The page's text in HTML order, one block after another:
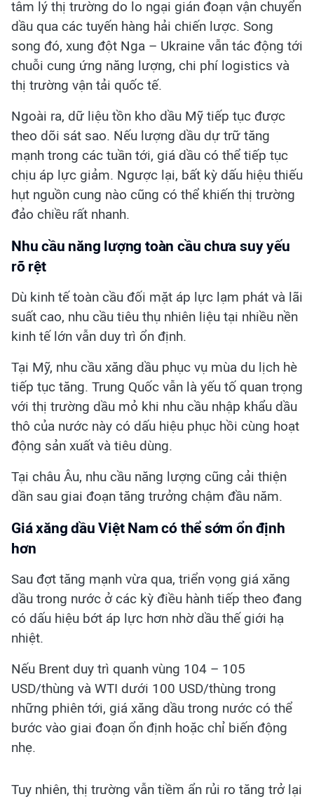
tâm lý thị trường do lo ngại gián đoạn vận chuyển
dầu qua các tuyến hàng hải chiến lược. Song
song đó, xung đột Nga – Ukraine vẫn tác động tới
chuỗi cung ứng năng lượng, chi phí logistics và
thị trường vận tải quốc tế.
Ngoài ra, dữ liệu tồn kho dầu Mỹ tiếp tục được
theo dõi sát sao. Nếu lượng dầu dự trữ tăng
mạnh trong các tuần tới, giá dầu có thể tiếp tục
chịu áp lực giảm. Ngược lại, bất kỳ dấu hiệu thiếu
hụt nguồn cung nào cũng có thể khiến thị trường
đảo chiều rất nhanh.
Nhu cầu năng lượng toàn cầu chưa suy yếu
rõ rệt
Dù kinh tế toàn cầu đối mặt áp lực lạm phát và lãi
suất cao, nhu cầu tiêu thụ nhiên liệu tại nhiều nền
kinh tế lớn vẫn duy trì ổn định.
Tại Mỹ, nhu cầu xăng dầu phục vụ mùa du lịch hè
tiếp tục tăng. Trung Quốc vẫn là yếu tố quan trọng
với thị trường dầu mỏ khi nhu cầu nhập khẩu dầu
thô của nước này có dấu hiệu phục hồi cùng hoạt
động sản xuất và tiêu dùng.
Tại châu Âu, nhu cầu năng lượng cũng cải thiện
dần sau giai đoạn tăng trưởng chậm đầu năm.
Giá xăng dầu Việt Nam có thể sớm ổn định
hơn
Sau đợt tăng mạnh vừa qua, triển vọng giá xăng
dầu trong nước ở các kỳ điều hành tiếp theo đang
có dấu hiệu bớt áp lực hơn nhờ dầu thế giới hạ
nhiệt.
Nếu Brent duy trì quanh vùng 104 – 105
USD/thùng và WTI dưới 100 USD/thùng trong
những phiên tới, giá xăng dầu trong nước có thể
bước vào giai đoạn ổn định hoặc chỉ biến động
nhẹ.
Tuy nhiên, thị trường vẫn tiềm ẩn rủi ro tăng trở lại